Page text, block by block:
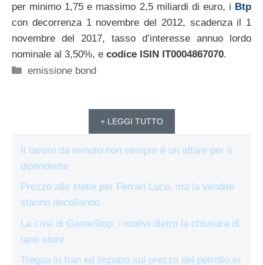
per minimo 1,75 e massimo 2,5 miliardi di euro, i Btp
con decorrenza 1 novembre del 2012, scadenza il 1
novembre del 2017, tasso d’interesse annuo lordo
nominale al 3,50%, e codice ISIN IT0004867070.
Categorie
emissione bond
+ LEGGI TUTTO
Il lavoro da remoto non sempre è un affare per il
dipendente
Prezzo alle stelle per Ferrari Luce, ma la vendite
stanno decollando
La crisi di GameStop: i motivi dietro la chiusura di
tanti store
Tregua in Iran ed impatto sul prezzo del petrolio in